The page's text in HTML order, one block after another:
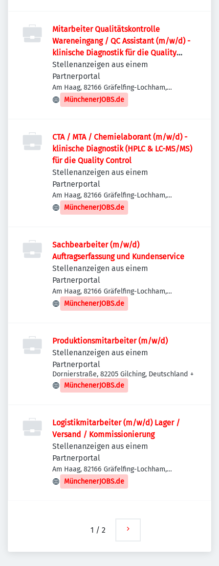
Mitarbeiter Qualitätskontrolle
Wareneingang / QC Assistant (m/w/d) -
klinische Diagnostik für die Quality
Control
Stellenanzeigen aus einem
Partnerportal
Am Haag, 82166 Gräfelfing-Lochham,
Deutschland
MünchenerJOBS.de
CTA / MTA / Chemielaborant (m/w/d) -
klinische Diagnostik (HPLC & LC-MS/MS)
für die Quality Control
Stellenanzeigen aus einem
Partnerportal
Am Haag, 82166 Gräfelfing-Lochham,
Deutschland
MünchenerJOBS.de
Sachbearbeiter (m/w/d)
Auftragserfassung und Kundenservice
Stellenanzeigen aus einem
Partnerportal
Am Haag, 82166 Gräfelfing-Lochham,
Deutschland
MünchenerJOBS.de
Produktionsmitarbeiter (m/w/d)
Stellenanzeigen aus einem
Partnerportal
Dornierstraße, 82205 Gilching, Deutschland +
MünchenerJOBS.de
Logistikmitarbeiter (m/w/d) Lager /
Versand / Kommissionierung
Stellenanzeigen aus einem
Partnerportal
Am Haag, 82166 Gräfelfing-Lochham,
Deutschland
MünchenerJOBS.de
1 / 2